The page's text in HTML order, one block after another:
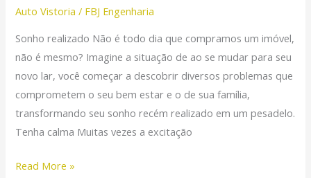
Auto Vistoria / FBJ Engenharia
Sonho realizado Não é todo dia que compramos um imóvel,
não é mesmo? Imagine a situação de ao se mudar para seu
novo lar, você começar a descobrir diversos problemas que
comprometem o seu bem estar e o de sua família,
transformando seu sonho recém realizado em um pesadelo.
Tenha calma Muitas vezes a excitação
DE
Read More »